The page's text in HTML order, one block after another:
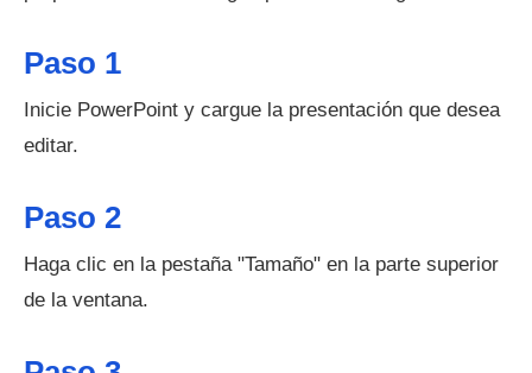
Paso 1
Inicie PowerPoint y cargue la presentación que desea
editar.
Paso 2
Haga clic en la pestaña "Tamaño" en la parte superior
de la ventana.